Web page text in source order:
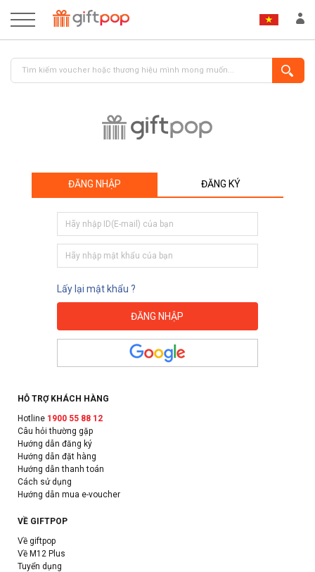
ĐĂNG NHẬP ĐĂNG KÝ
Lấy lại mật khẩu ?
HỖ TRỢ KHÁCH HÀNG
Hotline 1900 55 88 12
Câu hỏi thường gặp
Hướng dẫn đăng ký
Hướng dẫn đặt hàng
Hướng dẫn thanh toán
Cách sử dụng
Hướng dẫn mua e-voucher
VỀ GIFTPOP
Về giftpop
Về M12 Plus
Tuyển dụng